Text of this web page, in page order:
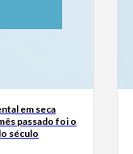
em seca
passado foi o
século